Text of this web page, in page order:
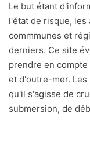
Le but étant
l'état de risque,
commmunes et
derniers. Ce site
prendre en
et d'outre-mer.
qu'il s'agisse de
submersion, de